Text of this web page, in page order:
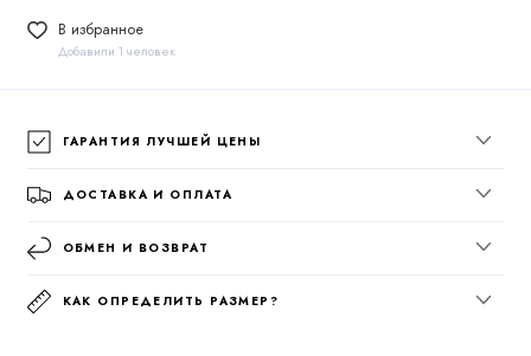
В избранное
Добавили 1 человек
ГАРАНТИЯ ЛУЧШЕЙ ЦЕНЫ
ДОСТАВКА И ОПЛАТА
ОБМЕН И ВОЗВРАТ
КАК ОПРЕДЕЛИТЬ РАЗМЕР?